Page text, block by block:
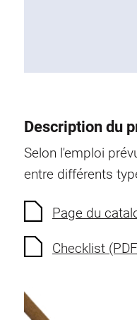
Bras pivotant
Armoire basse
Paroi perforée
Description du
Selon l'emploi
entre différents
Page du
Checklist